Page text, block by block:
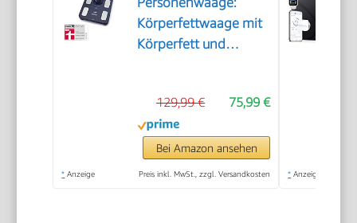
Körperfettwaage mit
Körperfett und
75,99 €
129,99 €
Bei Amazon ansehen
* Anzeige Preis inkl. MwSt., zzgl. Versandkosten * Anzeige